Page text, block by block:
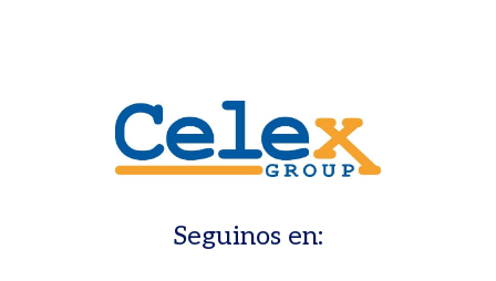
Seguinos en: